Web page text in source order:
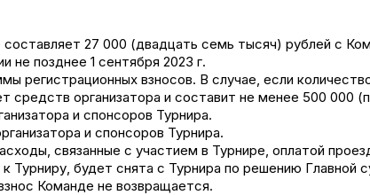
составляет 27 000 (двадцать семь тысяч) рублей с
не позднее 1 сентября 2023 г.
регистрационных взносов. В случае, если
средств организатора и составит не менее 500 000
и спонсоров Турнира.
и спонсоров Турнира.
связанные с участием в Турнире, оплатой
Турниру, будет снята с Турнира по решению Главной
Команде не возвращается.